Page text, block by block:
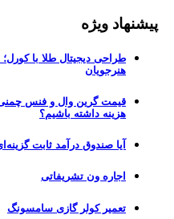
ویژه
طراحی دیجیتال طلا با کورل؛ مهارتی
قیمت گرین وال و فنس چمنی؛ چگونه
هزینه داشته باشیم؟
آیا صندوق درآمد ثابت گزینه‌ای
اجاره ون تشریفاتی
تعمیر کولر گازی سامسونگ